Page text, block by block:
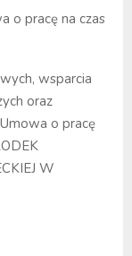
o pracę na czas
wsparcia
oraz
o pracę
W